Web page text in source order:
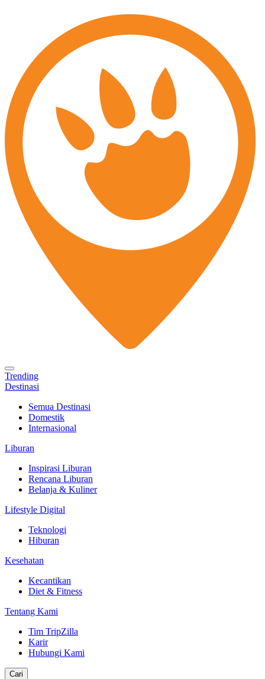
Trending
Destinasi
Semua Destinasi
Domestik
Internasional
Liburan
Inspirasi Liburan
Rencana Liburan
Belanja & Kuliner
Lifestyle Digital
Teknologi
Hiburan
Kesehatan
Kecantikan
Diet & Fitness
Tentang Kami
Tim TripZilla
Karir
Hubungi Kami
Cari